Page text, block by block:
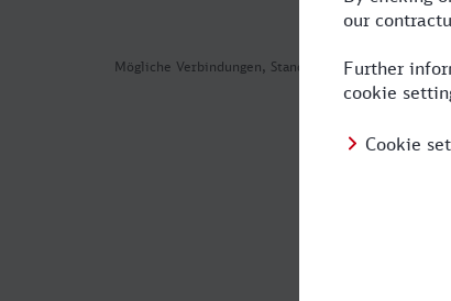
Mögliche Verbindungen, Stand: 2026-08-01 05:24
Was ist